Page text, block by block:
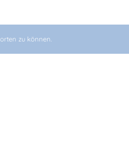
zu können.